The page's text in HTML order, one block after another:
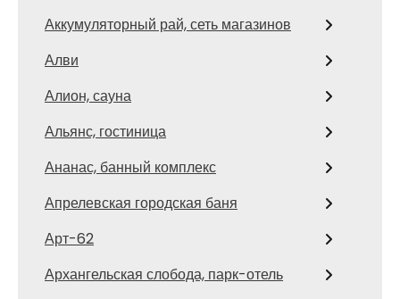
Аккумуляторный рай, сеть магазинов
Алви
Алион, сауна
Альянс, гостиница
Ананас, банный комплекс
Апрелевская городская баня
Арт-62
Архангельская слобода, парк-отель